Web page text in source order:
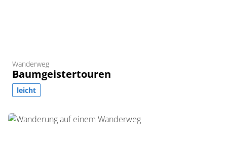
Wanderweg
Baumgeistertouren
leicht